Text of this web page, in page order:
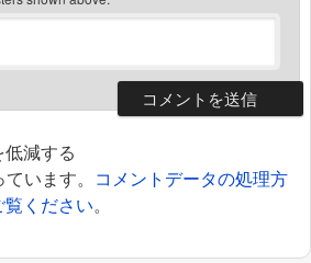
減する
います。 コメントデータの処理方
ください。